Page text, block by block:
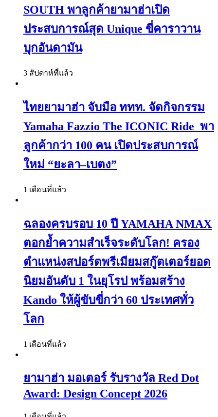
SOUTH พาลูกค้ายามาฮ่าเปิด
ประสบการณ์สุด Unique ขี่คาราวาน
บุกอันดามัน
3 สัปดาห์ที่แล้ว
ไทยยามาฮ่า จับมือ ททท. จัดกิจกรรม
Yamaha Fazzio The ICONIC Ride พา
ลูกค้ากว่า 100 คน เปิดประสบการณ์
ใหม่ “ยะลา–เบตง”
1 เดือนที่แล้ว
ฉลองครบรอบ 10 ปี YAMAHA NMAX
ตอกย้ำความสำเร็จระดับโลก! ครอง
ตำแหน่งสปอร์ตพรีเมียมสกู๊ตเตอร์ยอด
นิยมอันดับ 1 ในยุโรป พร้อมสร้าง
Kando ให้ผู้ขับขี่กว่า 60 ประเทศทั่ว
โลก
1 เดือนที่แล้ว
ยามาฮ่า มอเตอร์ รับรางวัล Red Dot
Award: Design Concept 2026